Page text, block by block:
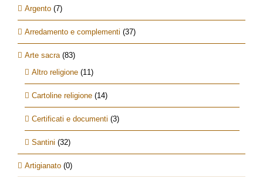
Argento (7)
Arredamento e complementi (37)
Arte sacra (83)
Altro religione (11)
Cartoline religione (14)
Certificati e documenti (3)
Santini (32)
Artigianato (0)